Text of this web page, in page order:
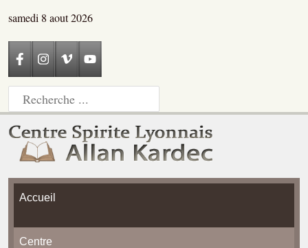
samedi 8 aout 2026
Accueil
Centre